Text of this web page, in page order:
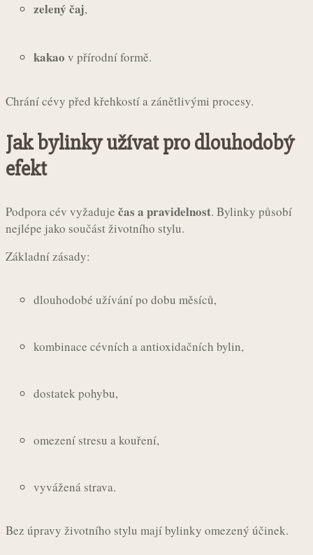
zelený čaj,
kakao v přírodní formě.
Chrání cévy před křehkostí a zánětlivými procesy.
Jak bylinky užívat pro dlouhodobý
efekt
Podpora cév vyžaduje čas a pravidelnost. Bylinky působí
nejlépe jako součást životního stylu.
Základní zásady:
dlouhodobé užívání po dobu měsíců,
kombinace cévních a antioxidačních bylin,
dostatek pohybu,
omezení stresu a kouření,
vyvážená strava.
Bez úpravy životního stylu mají bylinky omezený účinek.